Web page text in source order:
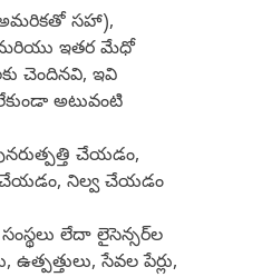
అమరికతో సహా),
మరియు ఇతర మేధో
చెందినవి, ఇవి
అటువంటి
చేయడం,
చేయడం, నిల్వ చేయడం
లేదా లైసెన్సర్‌ల
సేవల పేర్లు,